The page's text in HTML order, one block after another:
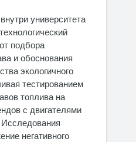
университета
подбора
и обоснования
экологичного
тестированием
топлива на
с двигателями
Исследования
негативного